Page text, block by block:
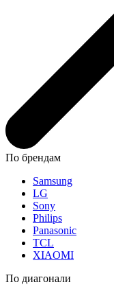
По брендам
Samsung
LG
Sony
Philips
Panasonic
TCL
XIAOMI
По диагонали